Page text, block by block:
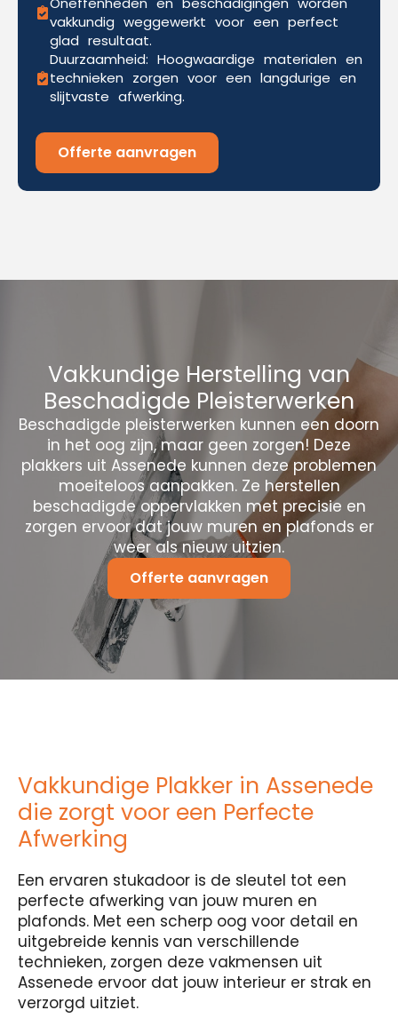
vakkundig weggewerkt voor een perfect
glad resultaat.
Duurzaamheid: Hoogwaardige materialen en
technieken zorgen voor een langdurige en
slijtvaste afwerking.
Offerte aanvragen
Vakkundige Herstelling van
Beschadigde Pleisterwerken
Beschadigde pleisterwerken kunnen een doorn
in het oog zijn, maar geen zorgen! Deze
plakkers uit Assenede kunnen deze problemen
moeiteloos aanpakken. Ze herstellen
beschadigde oppervlakken met precisie en
zorgen ervoor dat jouw muren en plafonds er
weer als nieuw uitzien.
Offerte aanvragen
Vakkundige Plakker in Assenede
die zorgt voor een Perfecte
Afwerking
Een ervaren stukadoor is de sleutel tot een
perfecte afwerking van jouw muren en
plafonds. Met een scherp oog voor detail en
uitgebreide kennis van verschillende
technieken, zorgen deze vakmensen uit
Assenede ervoor dat jouw interieur er strak en
verzorgd uitziet.